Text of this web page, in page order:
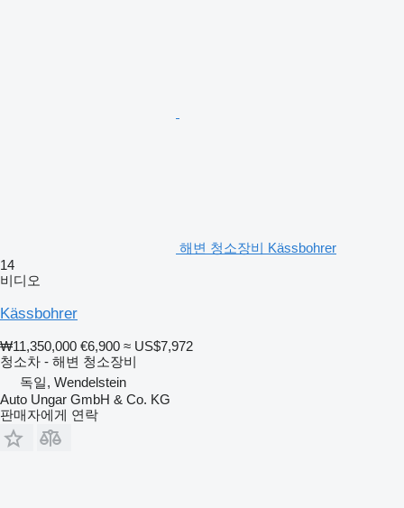
해변 청소장비 Kässbohrer
14
비디오
Kässbohrer
₩11,350,000 €6,900 ≈ US$7,972
청소차 - 해변 청소장비
독일, Wendelstein
Auto Ungar GmbH & Co. KG
판매자에게 연락